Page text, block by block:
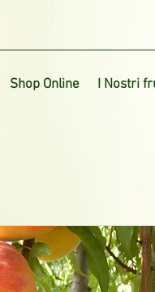
Shop Online I Nostri